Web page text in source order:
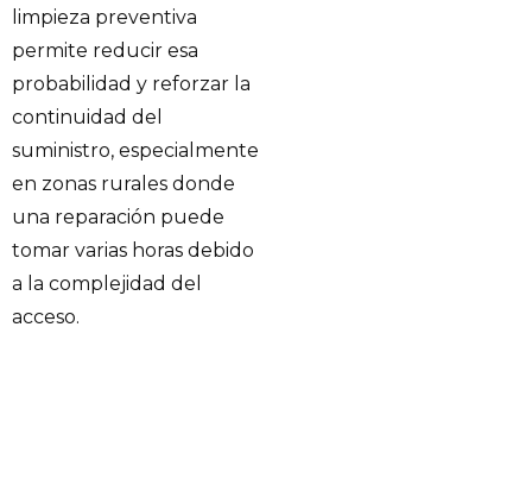
limpieza preventiva
permite reducir esa
probabilidad y reforzar la
continuidad del
suministro, especialmente
en zonas rurales donde
una reparación puede
tomar varias horas debido
a la complejidad del
acceso.